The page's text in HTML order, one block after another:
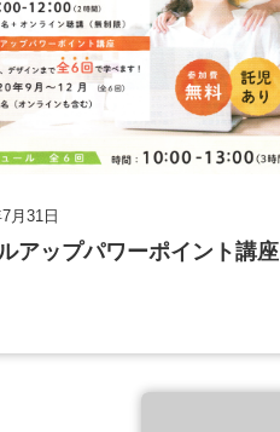
月31日
アップパワーポイント講座